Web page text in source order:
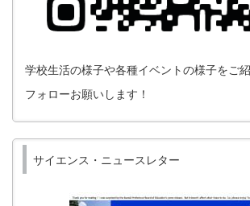
学校生活の様子や各種イベントの様子をご紹
フォローお願いします！
サイエンス・ニュースレター